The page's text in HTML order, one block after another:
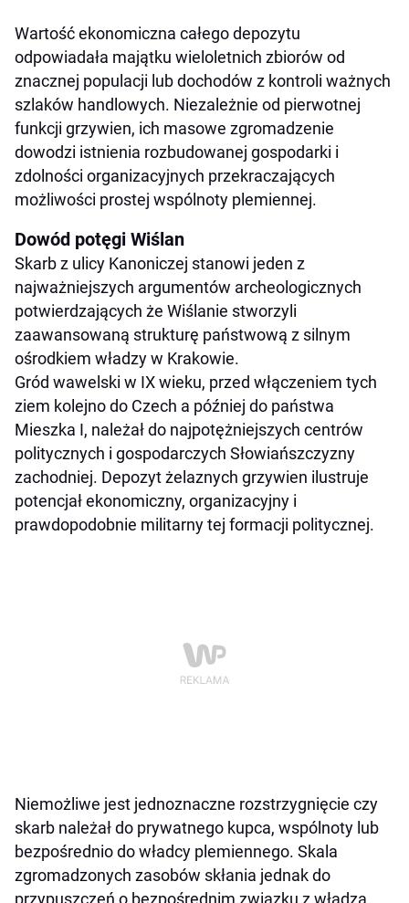
Wartość ekonomiczna całego depozytu
odpowiadała majątku wieloletnich zbiorów od
znacznej populacji lub dochodów z kontroli ważnych
szlaków handlowych. Niezależnie od pierwotnej
funkcji grzywien, ich masowe zgromadzenie
dowodzi istnienia rozbudowanej gospodarki i
zdolności organizacyjnych przekraczających
możliwości prostej wspólnoty plemiennej.
Dowód potęgi Wiślan
Skarb z ulicy Kanoniczej stanowi jeden z
najważniejszych argumentów archeologicznych
potwierdzających że Wiślanie stworzyli
zaawansowaną strukturę państwową z silnym
ośrodkiem władzy w Krakowie.
Gród wawelski w IX wieku, przed włączeniem tych
ziem kolejno do Czech a później do państwa
Mieszka I, należał do najpotężniejszych centrów
politycznych i gospodarczych Słowiańszczyzny
zachodniej. Depozyt żelaznych grzywien ilustruje
potencjał ekonomiczny, organizacyjny i
prawdopodobnie militarny tej formacji politycznej.
Niemożliwe jest jednoznaczne rozstrzygnięcie czy
skarb należał do prywatnego kupca, wspólnoty lub
bezpośrednio do władcy plemiennego. Skala
zgromadzonych zasobów skłania jednak do
przypuszczeń o bezpośrednim związku z władzą